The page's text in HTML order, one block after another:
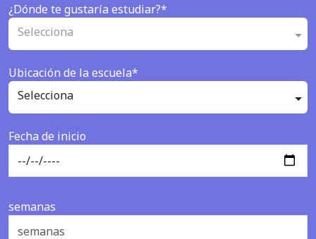
¿Dónde te gustaría estudiar?*
Selecciona
Ubicación de la escuela*
Selecciona
Fecha de inicio
semanas